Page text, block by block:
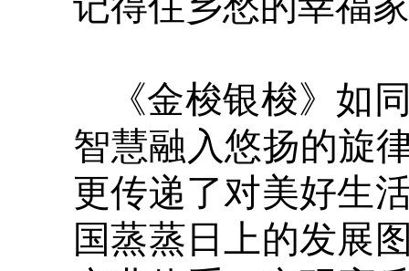
《金梭银梭》如
智慧融入悠扬的旋
更传递了对美好生
国蒸蒸日上的发展